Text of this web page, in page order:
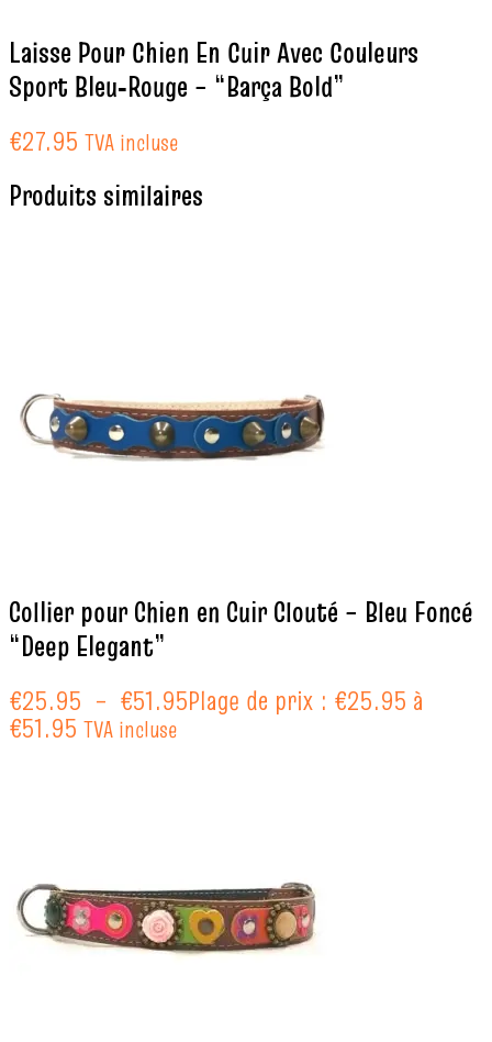
Laisse Pour Chien En Cuir Avec Couleurs
Sport Bleu‑Rouge – “Barça Bold”
€27.95 TVA incluse
Produits similaires
Collier pour Chien en Cuir Clouté – Bleu Foncé
“Deep Elegant”
€25.95 – €51.95Plage de prix : €25.95 à
€51.95 TVA incluse